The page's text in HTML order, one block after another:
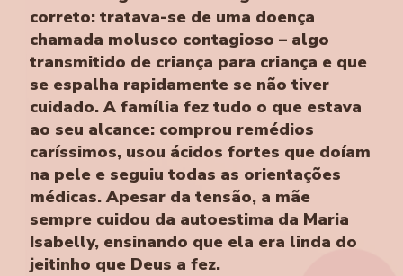
correto: tratava-se de uma doença
chamada molusco contagioso – algo
transmitido de criança para criança e que
se espalha rapidamente se não tiver
cuidado. A família fez tudo o que estava
ao seu alcance: comprou remédios
caríssimos, usou ácidos fortes que doíam
na pele e seguiu todas as orientações
médicas. Apesar da tensão, a mãe
sempre cuidou da autoestima da Maria
Isabelly, ensinando que ela era linda do
jeitinho que Deus a fez.